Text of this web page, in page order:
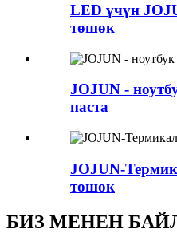
LED үчүн
төшөк
JOJUN -
паста
JOJUN-
төшөк
БИЗ МЕНЕН